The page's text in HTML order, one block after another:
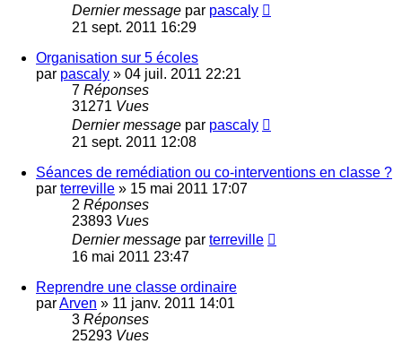
Dernier message par pascaly
21 sept. 2011 16:29
Organisation sur 5 écoles
par pascaly » 04 juil. 2011 22:21
7 Réponses
31271 Vues
Dernier message par pascaly
21 sept. 2011 12:08
Séances de remédiation ou co-interventions en classe ?
par terreville » 15 mai 2011 17:07
2 Réponses
23893 Vues
Dernier message par terreville
16 mai 2011 23:47
Reprendre une classe ordinaire
parArven » 11 janv. 2011 14:01
3 Réponses
25293 Vues